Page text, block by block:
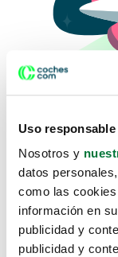
Uso
Nosotros y
datos
como las
información en
publicidad y
publicidad y
Lo
te